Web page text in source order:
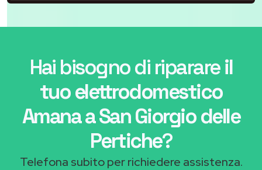
Hai bisogno di riparareil
tuo elettrodomestico
Amana a San Giorgio delle
Pertiche?
Telefona subito per richiedere assistenza.